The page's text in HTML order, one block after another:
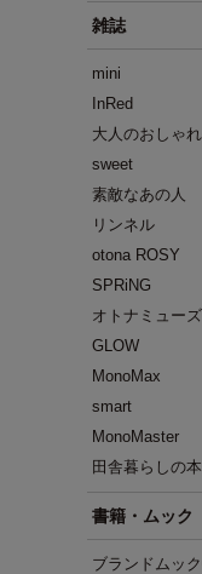
雑誌
mini
InRed
大人のおしゃ
sweet
素敵なあの人
リンネル
otona ROSY
SPRiNG
オトナミューズ
GLOW
MonoMax
smart
MonoMaster
田舎暮らしの本
書籍・ムック
ブランドムッ